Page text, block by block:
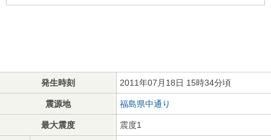
発生時刻 2011年07月18日 15時34分頃
震源地 福島県中通り
最大震度 震度1